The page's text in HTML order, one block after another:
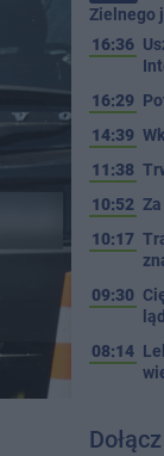
Zielnego
16:36
16:29
14:39
11:38
10:52
10:17
09:30
08:14